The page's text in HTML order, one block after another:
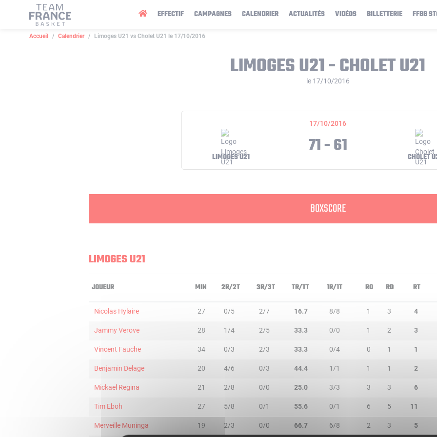
EFFECTIF CAMPAGNES CALENDRIER ACTUALITÉS VIDÉOS BILLETTERIE FFBB
Accueil Calendrier Limoges U21 vs Cholet U21 le 17/10/2016
LIMOGES U21 - CHOLET U21
le 17/10/2016
17/10/2016
LIMOGES U21 71 - 61 CHOLET
BOXSCORE
LIMOGES U21
JOUEUR MIN 2R/2T 3R/3T TR/TT 1R/1T RO RD RT
Nicolas Hylaire 27 0/5 2/7 16.7 8/8 1 3 4
Jammy Verove 28 1/4 2/5 33.3 0/0 1 2 3
Vincent Fauche 34 0/3 2/3 33.3 0/4 0 1 1
Benjamin Delage 20 4/6 0/3 44.4 1/1 1 1 2
Mickael Regina 21 2/8 0/0 25.0 3/3 3 3 6
Tim Eboh 27 5/8 0/1 55.6 0/1 6 5 11
Merveille Muninga 19 2/3 0/0 66.7 6/8 2 3 5
Panneau de gestion des cookies